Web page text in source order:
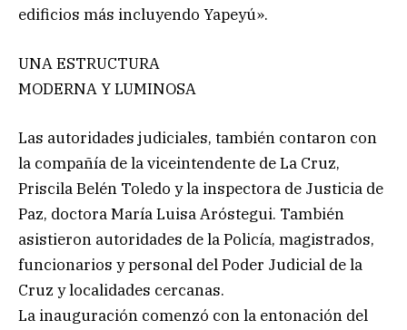
edificios más incluyendo Yapeyú».
UNA ESTRUCTURA
MODERNA Y LUMINOSA
Las autoridades judiciales, también contaron con
la compañía de la viceintendente de La Cruz,
Priscila Belén Toledo y la inspectora de Justicia de
Paz, doctora María Luisa Aróstegui. También
asistieron autoridades de la Policía, magistrados,
funcionarios y personal del Poder Judicial de la
Cruz y localidades cercanas.
La inauguración comenzó con la entonación del